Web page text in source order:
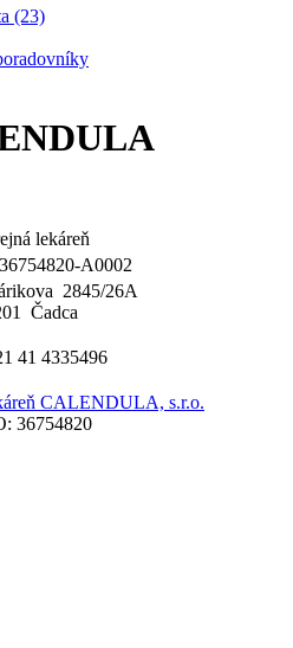
(23)
lekáreň
A0002
2845/26A
Čadca
41 4335496
CALENDULA, s.r.o.
36754820